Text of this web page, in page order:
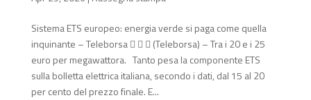
Sistema ETS europeo: energia verde si paga come quella
inquinante – Teleborsa    (Teleborsa) – Tra i 20 e i 25
euro per megawattora. Tanto pesa la componente ETS
sulla bolletta elettrica italiana, secondo i dati, dal 15 al 20
per cento del prezzo finale. E...